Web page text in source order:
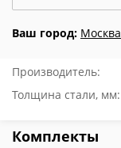
Ваш город: Москва
Производитель:
Толщина стали, мм:
Комплекты